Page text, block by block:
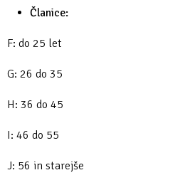
Članice:
F: do 25 let
G: 26 do 35
H: 36 do 45
I: 46 do 55
J: 56 in starejše